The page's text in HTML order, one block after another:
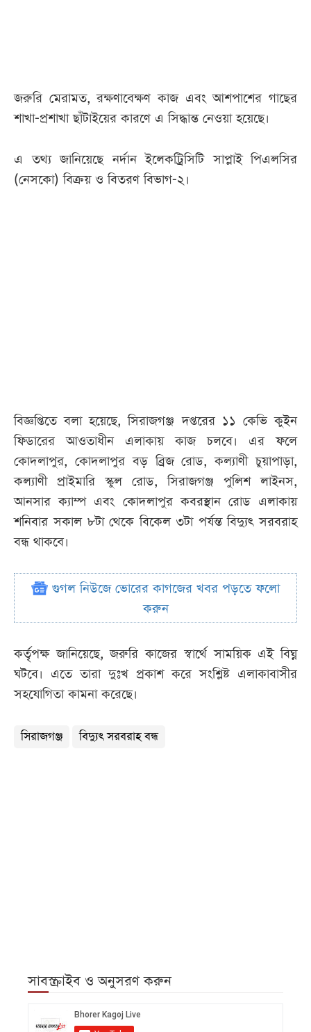
ই-
পেপার
জরুরি মেরামত, রক্ষণাবেক্ষণ কাজ এবং আশপাশের গাছের
শাখা-প্রশাখা ছাঁটাইয়ের কারণে এ সিদ্ধান্ত নেওয়া হয়েছে।
এ তথ্য জানিয়েছে নর্দান ইলেকট্রিসিটি সাপ্লাই পিএলসির
(নেসকো) বিক্রয় ও বিতরণ বিভাগ-২।
বিজ্ঞপ্তিতে বলা হয়েছে, সিরাজগঞ্জ দপ্তরের ১১ কেভি কুইন
ফিডারের আওতাধীন এলাকায় কাজ চলবে। এর ফলে
কোদলাপুর, কোদলাপুর বড় ব্রিজ রোড, কল্যাণী চুয়াপাড়া,
কল্যাণী প্রাইমারি স্কুল রোড, সিরাজগঞ্জ পুলিশ লাইনস,
আনসার ক্যাম্প এবং কোদলাপুর কবরস্থান রোড এলাকায়
শনিবার সকাল ৮টা থেকে বিকেল ৩টা পর্যন্ত বিদ্যুৎ সরবরাহ
বন্ধ থাকবে।
গুগল নিউজে ভোরের কাগজের খবর পড়তে ফলো
করুন
কর্তৃপক্ষ জানিয়েছে, জরুরি কাজের স্বার্থে সাময়িক এই বিঘ্ন
ঘটবে। এতে তারা দুঃখ প্রকাশ করে সংশ্লিষ্ট এলাকাবাসীর
সহযোগিতা কামনা করেছে।
সিরাজগঞ্জ বিদ্যুৎ সরবরাহ বন্ধ
সাবস্ক্রাইব ও অনুসরণ করুন